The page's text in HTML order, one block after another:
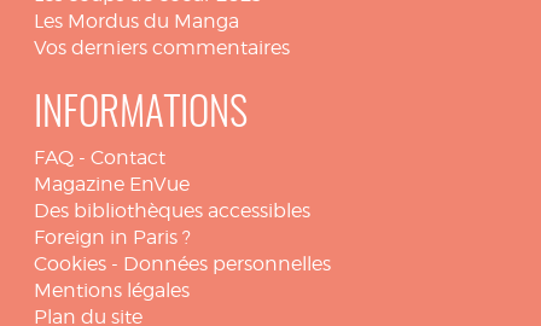
Les Mordus du Manga
Vos derniers commentaires
INFORMATIONS
FAQ - Contact
Magazine EnVue
Des bibliothèques accessibles
Foreign in Paris ?
Cookies - Données personnelles
Mentions légales
Plan du site